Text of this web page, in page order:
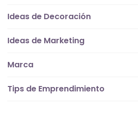
Ideas de Decoración
Ideas de Marketing
Marca
Tips de Emprendimiento